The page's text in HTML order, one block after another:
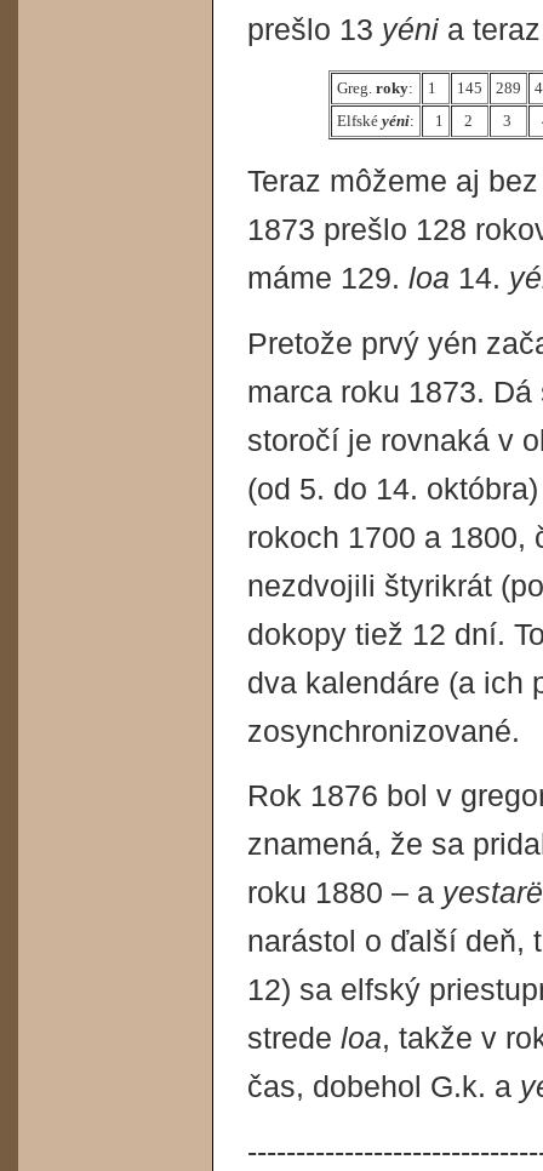
prešlo 13 yéni a
Greg.roky: 1 145 289
Elfskéyéni: 1 2 3
Teraz môžeme aj
1873 prešlo 128
máme 129.loa 14.
Pretože prvý yén
marca roku 1873.
storočí je rovnaká v
(od 5. do 14.
rokoch 1700 a
nezdvojili štyrikrát
dokopy tiež 12 dní.
dva kalendáre (a ich
zosynchronizované.
Rok 1876 bol v
znamená, že sa
roku 1880 – a yestarë
narástol o ďalší deň,
12) sa elfský
stredeloa, takže v
čas, dobehol G.k. a